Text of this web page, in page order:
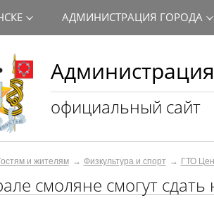
официальный сайт
АДМИНИСТРАЦИЯ ГОРОДА
и жителям Физкультура и спорт ГТО
смоляне смогут